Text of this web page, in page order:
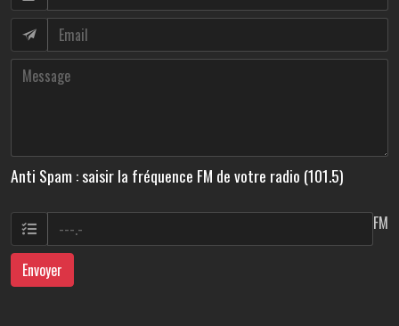
Anti Spam : saisir la fréquence FM de votre radio (101.5)
FM
Envoyer